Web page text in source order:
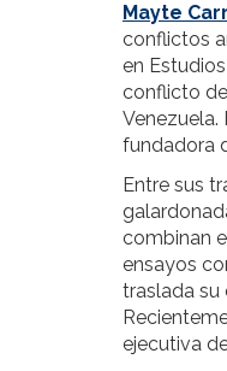
Mayte
conflictos
en
conflicto
fundadora
Entre sus
combinan
ensayos
traslada su
ejecutiva